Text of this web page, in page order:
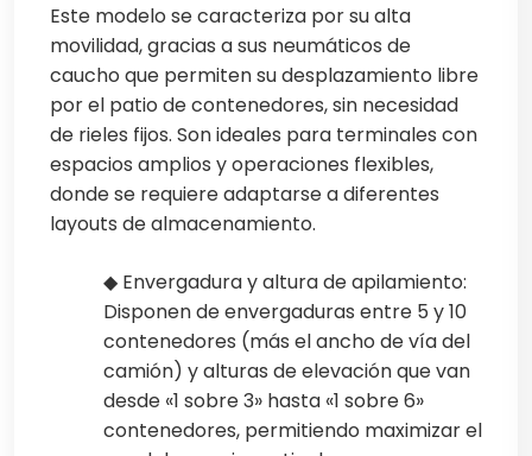
Este modelo se caracteriza por su alta
movilidad, gracias a sus neumáticos de
caucho que permiten su desplazamiento libre
por el patio de contenedores, sin necesidad
de rieles fijos. Son ideales para terminales con
espacios amplios y operaciones flexibles,
donde se requiere adaptarse a diferentes
layouts de almacenamiento.
◆ Envergadura y altura de apilamiento:
Disponen de envergaduras entre 5 y 10
contenedores (más el ancho de vía del
camión) y alturas de elevación que van
desde «1 sobre 3» hasta «1 sobre 6»
contenedores, permitiendo maximizar el